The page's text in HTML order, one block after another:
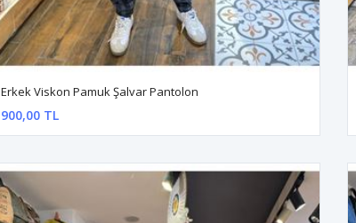
Erkek Viskon Pamuk Şalvar Pantolon
900,00 TL